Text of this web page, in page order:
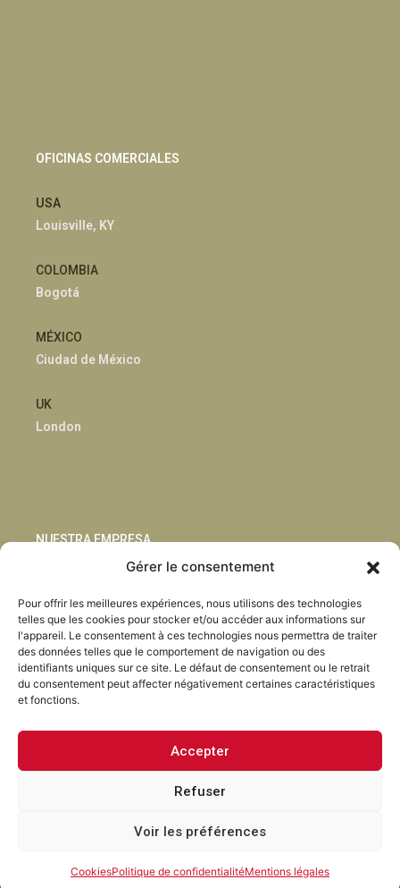
Gérer le consentement
Pour offrir les meilleures expériences, nous utilisons des technologies
telles que les cookies pour stocker et/ou accéder aux informations sur
l'appareil. Le consentement à ces technologies nous permettra de traiter
des données telles que le comportement de navigation ou des
identifiants uniques sur ce site. Le défaut de consentement ou le retrait
du consentement peut affecter négativement certaines caractéristiques
et fonctions.
Accepter
Refuser
Voir les préférences
CookiesPolitique de confidentialitéMentions légales
OFICINAS COMERCIALES
USA
Louisville, KY
COLOMBIA
Bogotá
MÉXICO
Ciudad de México
UK
London
NUESTRA EMPRESA
Innovación
Blog
Habla con nosotros
Torrent Closures · Tous droits réservés ·